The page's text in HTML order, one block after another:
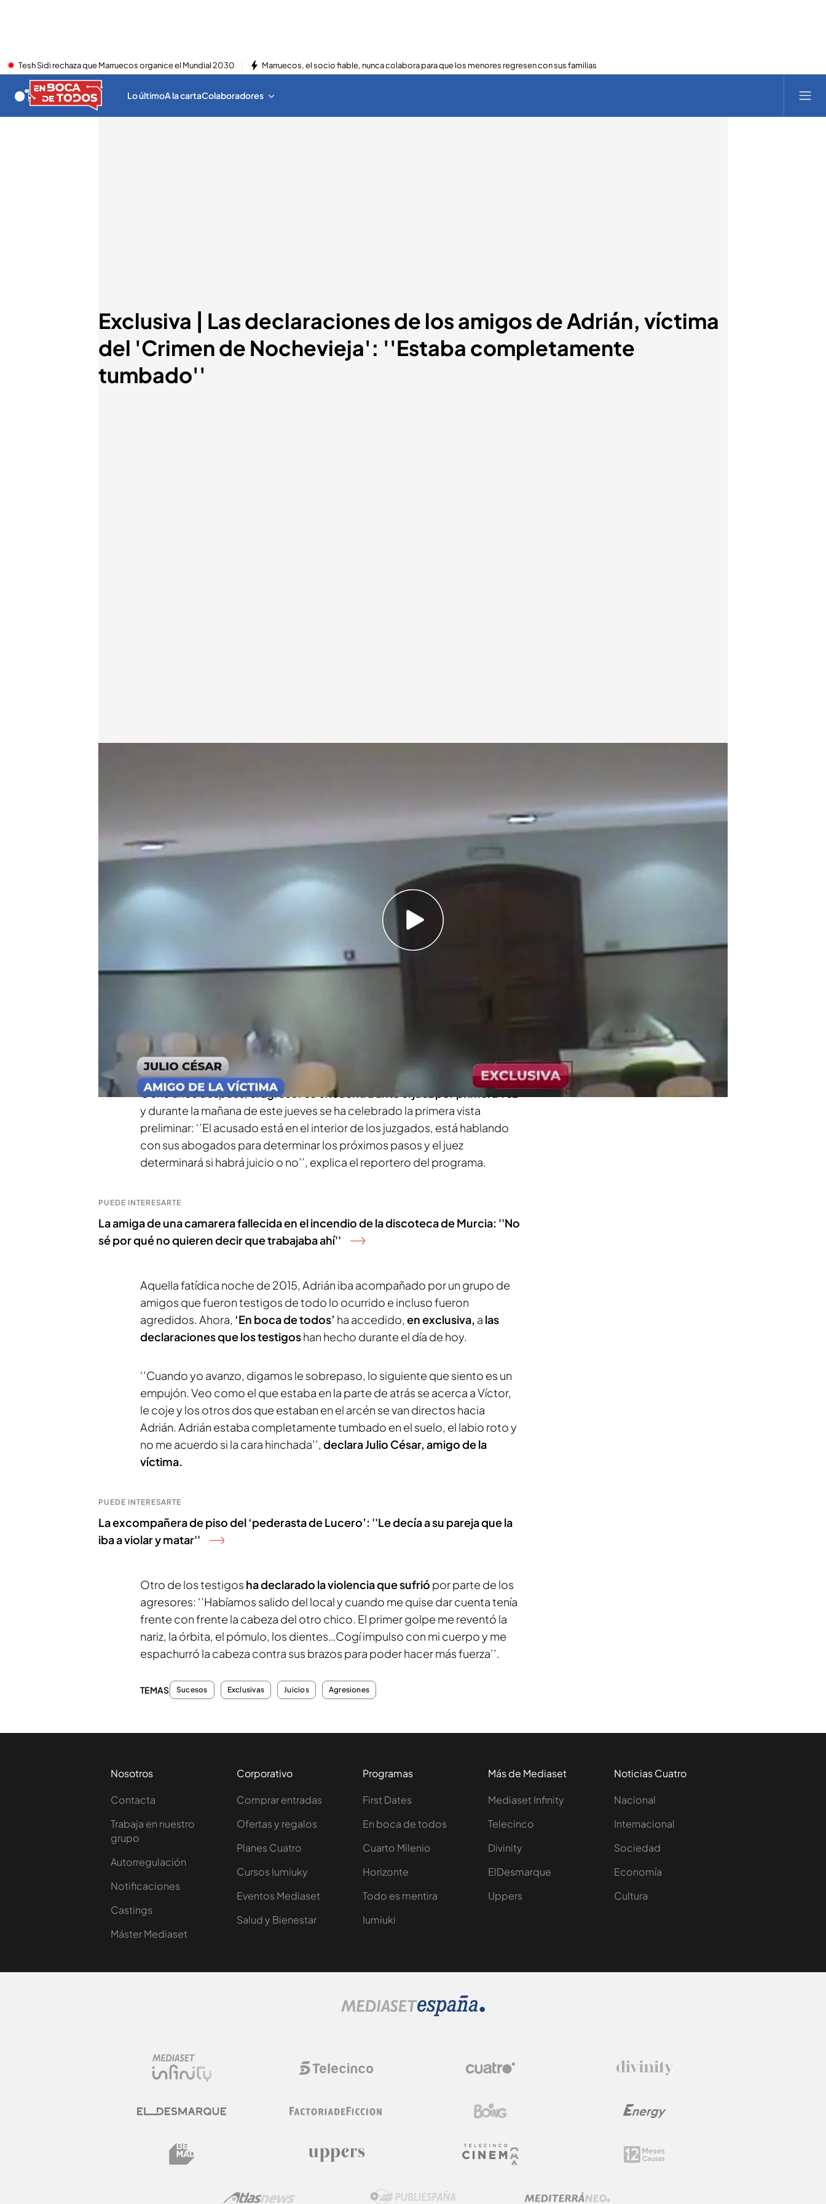
Tesh Sidi rechaza que Marruecos organice el Mundial 2030 Marruecos, el socio fiable, nunca colabora para que los menores regresen con sus familias
Lo últimoA la cartaColaboradores
Exclusiva | Las declaraciones de los amigos de Adrián, víctima
del 'Crimen de Nochevieja': ''Estaba completamente
tumbado''
En boca de todos’ ha accedido, en exclusiva, a las declaraciones que
los testigos han hecho durante el día de hoy
Exclusiva | La primera llamada de los amigos de Adrián, el joven
asesinado en la Nochevieja del 2015
periódico, acudió a la policía a entregarse y
través de una carta.
Ocho años después,el agresor se encuentra ante el juez por primera vez
y durante la mañana de este jueves se ha celebrado la primera vista
preliminar: ‘’El acusado está en el interior de los juzgados, está hablando
con sus abogados para determinar los próximos pasos y el juez
determinará si habrá juicio o no’’, explica el reportero del programa.
PUEDE INTERESARTE
La amiga de una camarera fallecida en el incendio de la discoteca de Murcia: ''No
sé por qué no quieren decir que trabajaba ahí''
Aquella fatídica noche de 2015, Adrián iba acompañado por un grupo de
amigos que fueron testigos de todo lo ocurrido e incluso fueron
agredidos. Ahora, ‘En boca de todos’ ha accedido, en exclusiva, a las
declaraciones que los testigoshan hecho durante el día de hoy.
‘’Cuando yo avanzo, digamos le sobrepaso, lo siguiente que siento es un
empujón. Veo como el que estaba en la parte de atrás se acerca a Víctor,
le coje y los otros dos que estaban en el arcén se van directos hacia
Adrián. Adrián estaba completamente tumbado en el suelo, el labio roto y
no me acuerdo si la cara hinchada’’, declara Julio César, amigo de la
víctima.
PUEDE INTERESARTE
La excompañera de piso del ‘pederasta de Lucero’: ''Le decía a su pareja que la
iba a violar y matar''
Otro de los testigos ha declarado la violencia que sufrió por parte de los
agresores: ‘’Habíamos salido del local y cuando me quise dar cuenta tenía
frente con frente la cabeza del otro chico. El primer golpe me reventó la
nariz, la órbita, el pómulo, los dientes…Cogí impulso con mi cuerpo y me
espachurró la cabeza contra sus brazos para poder hacer más fuerza’’.
TEMAS Sucesos Exclusivas Juicios Agresiones
Nosotros
Contacta
Trabaja en nuestro
grupo
Autorregulación
Notificaciones
Castings
Máster Mediaset
Corporativo
Comprar entradas
Ofertas y regalos
Planes Cuatro
Cursos Iumiuky
Eventos Mediaset
Salud y Bienestar
Programas
First Dates
En boca de todos
Cuarto Milenio
Horizonte
Todo es mentira
Iumiuki
Más de Mediaset
Mediaset Infinity
Telecinco
Divinity
ElDesmarque
Uppers
Noticias Cuatro
Nacional
Internacional
Sociedad
Economía
Cultura